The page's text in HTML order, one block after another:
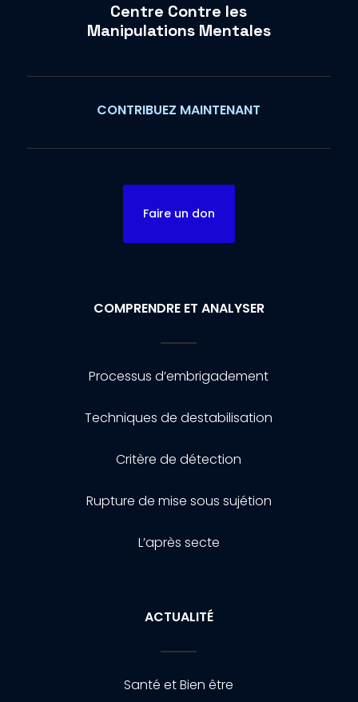
Centre Contre les
Manipulations Mentales
CONTRIBUEZ MAINTENANT
Faire un don
COMPRENDRE ET ANALYSER
Processus d’embrigadement
Techniques de destabilisation
Critère de détection
Rupture de mise sous sujétion
L’après secte
ACTUALITÉ
Santé et Bien être